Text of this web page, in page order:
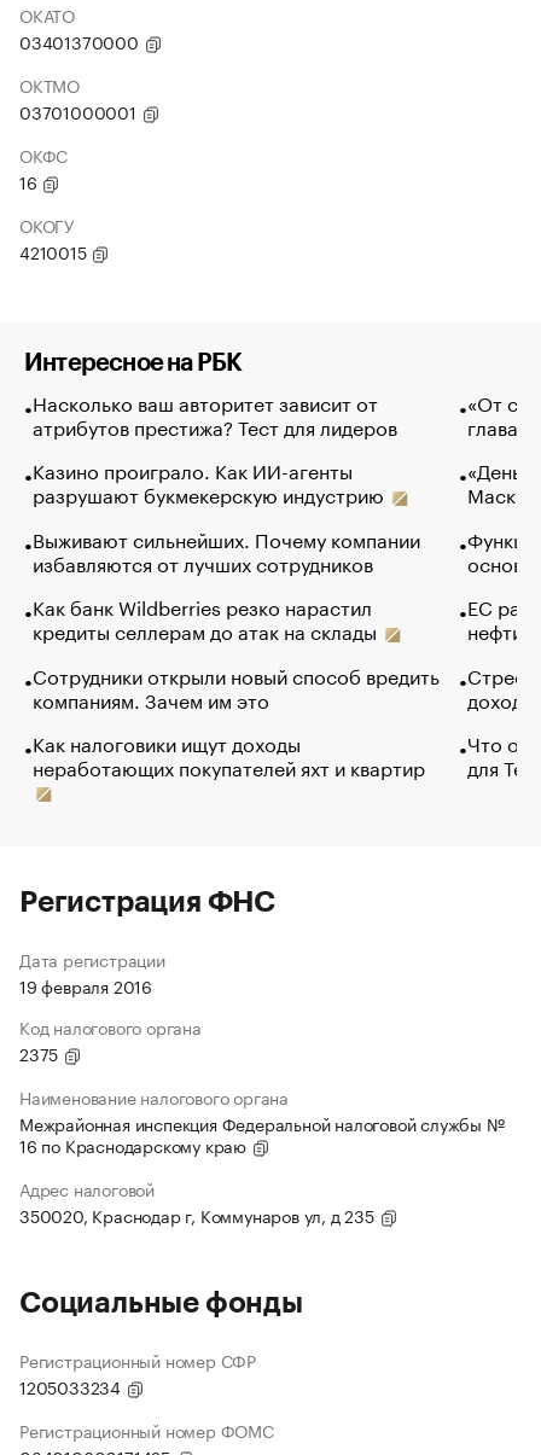
ОКАТО
03401370000
ОКТМО
03701000001
ОКФС
16
ОКОГУ
4210015
Интересное на РБК
Насколько ваш авторитет зависит от
атрибутов престижа? Тест для лидеров
Казино проиграло. Как ИИ-агенты
разрушают букмекерскую индустрию
Выживают сильнейших. Почему компании
избавляются от лучших сотрудников
Как банк Wildberries резко нарастил
кредиты селлерам до атак на склады
Сотрудники открыли новый способ вредить
компаниям. Зачем им это
Как налоговики ищут доходы
неработающих покупателей яхт и квартир
«От
глава
Маск в
основ
ЕС
нефти
Что
для
Регистрация ФНС
Дата регистрации
19 февраля 2016
Код налогового органа
2375
Наименование налогового органа
Межрайонная инспекция Федеральной налоговой службы №
16 по Краснодарскому краю
Адрес налоговой
350020, Краснодар г, Коммунаров ул, д 235
Социальные фонды
Регистрационный номер СФР
1205033234
Регистрационный номер ФОМС